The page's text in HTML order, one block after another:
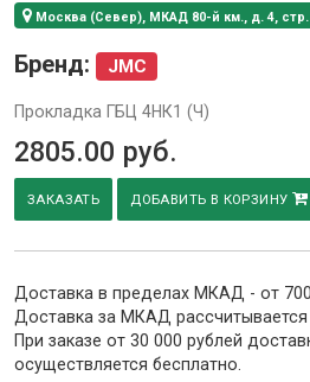
Москва (Север), МКАД 80-й км., д. 4, стр.
Бренд: JMC
Прокладка ГБЦ 4НК1 (Ч)
2805.00 руб.
ЗАКАЗАТЬ ДОБАВИТЬ В КОРЗИНУ
Доставка в пределах МКАД - от
Доставка за МКАД
При заказе от 30 000 рублей
осуществляется бесплатно.